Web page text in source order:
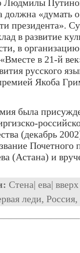
Людмилы
должна «думать
президента».
в развитие
в
в 21-й
русского
Якоба
была
(декабрь
Почетного
(Астана) и
Стена| ева| вверх
леди, Россия,